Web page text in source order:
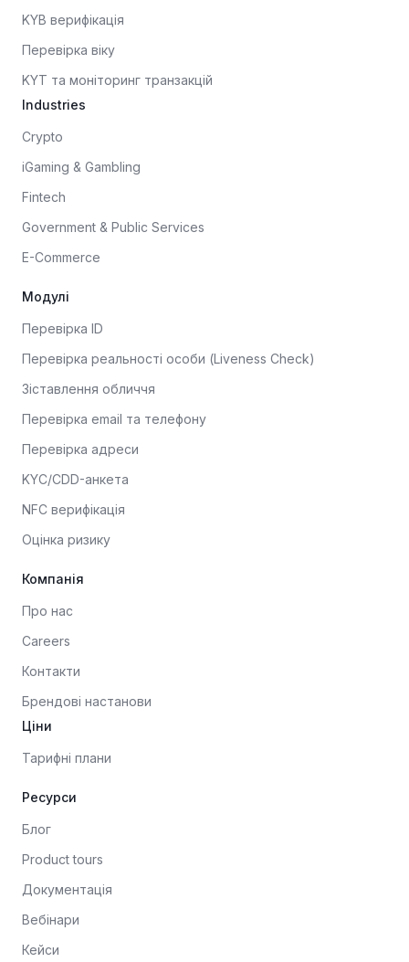
KYB верифікація
Перевірка віку
KYT та моніторинг транзакцій
Industries
Crypto
iGaming & Gambling
Fintech
Government & Public Services
E-Commerce
Модулі
Перевірка ID
Перевірка реальності особи (Liveness Check)
Зіставлення обличчя
Перевірка email та телефону
Перевірка адреси
KYC/CDD-анкета
NFC верифікація
Оцінка ризику
Компанія
Про нас
Careers
Контакти
Брендові настанови
Ціни
Тарифні плани
Ресурси
Блог
Product tours
Документація
Вебінари
Кейси